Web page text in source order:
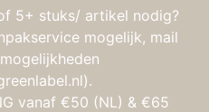
5+ stuks/ artikel nodig?
mogelijk, mail
vanaf €50 (NL) & €65